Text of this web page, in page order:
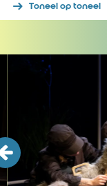
Toneel op toneel
Overslaan